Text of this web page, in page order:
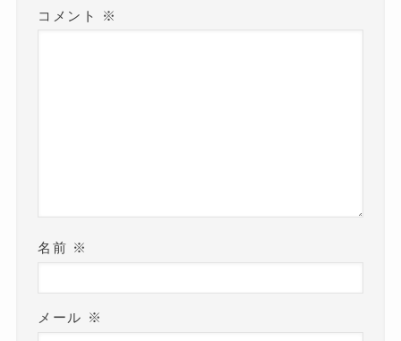
コメント ※
名前 ※
メール ※